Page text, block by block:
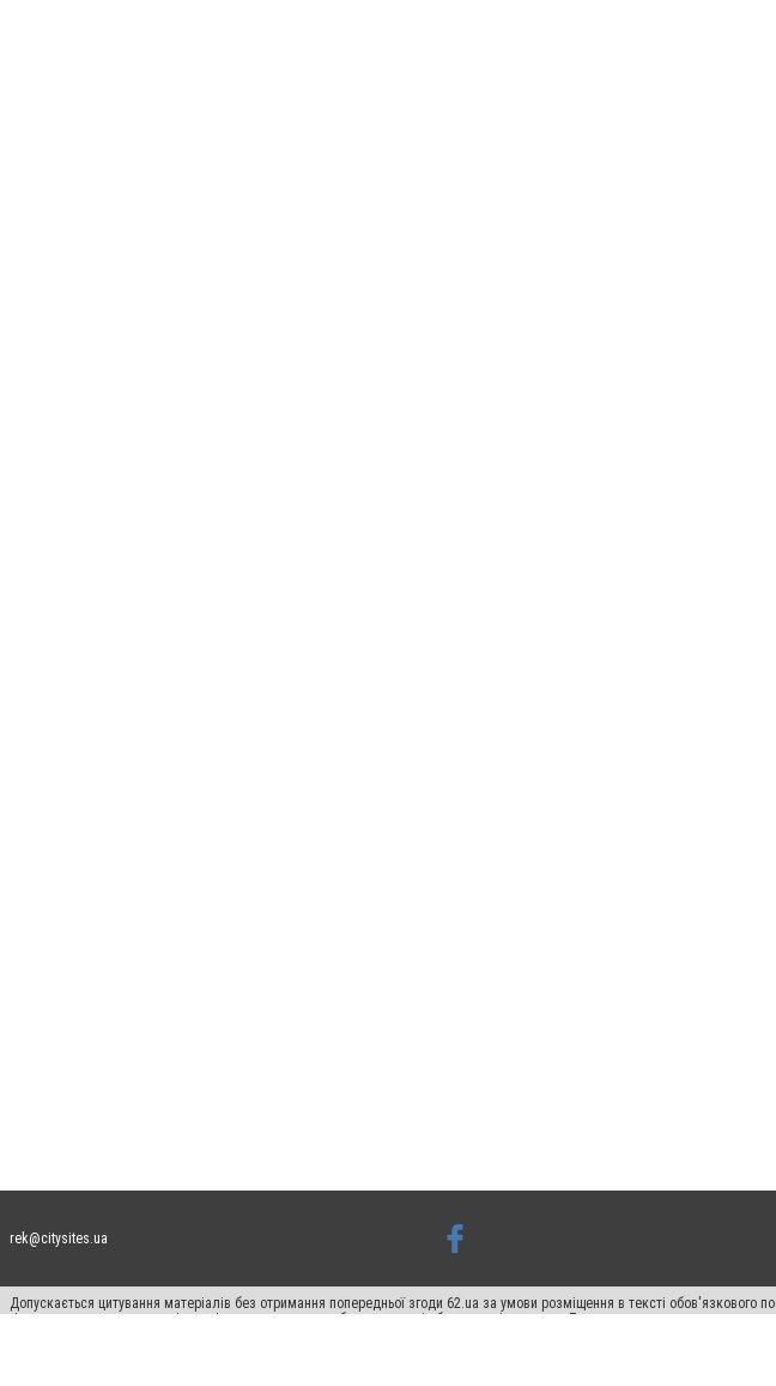
rek@citysites.ua
Допускається цитування матеріалів без отримання попередньої згоди 62.ua за умови розміщення в тексті
гіперпосилання на цитовані статті не нижче другого абзацу в тексті або в якості джерела. Порушення виняткових прав